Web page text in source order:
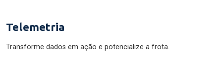
Telemetria
Transforme dados em ação e potencialize a frota.